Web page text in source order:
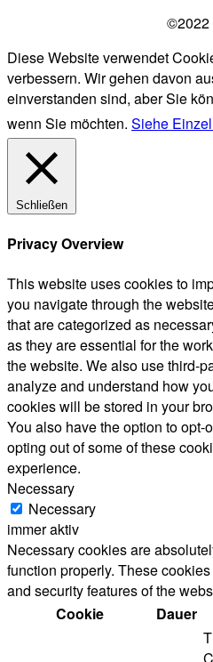
©2022
Diese Website verwendet
verbessern. Wir gehen davon
einverstanden sind, aber Sie
wenn Sie möchten. Siehe
Schließen
Privacy Overview
This website uses cookies to
you navigate through the
that are categorized as
as they are essential for the
the website. We also use third-
analyze and understand how
cookies will be stored in your
You also have the option to opt-
opting out of some of these
experience.
Necessary
Necessary
immer aktiv
Necessary cookies are
function properly. These
and security features of the
Cookie
Dauer